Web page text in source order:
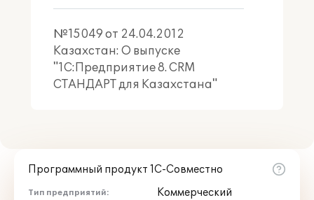
Версия ПРОФ для среднего
бизнеса
CRM-система с широкой
функциональностью, позволяет
обслуживание и другие задачи.
Решение предназначено для компаний
№15049 от 24.04.2012
Казахстан: О выпуске
"1С:Предприятие 8. CRM
СТАНДАРТ для Казахстана"
Программный продукт 1С-Совместно
Тип предприятий: Коммерческий